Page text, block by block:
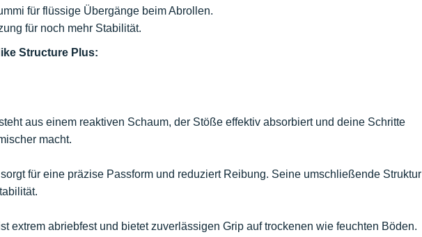
für flüssige Übergänge beim Abrollen.
für noch mehr Stabilität.
Structure Plus:
aus einem reaktiven Schaum, der Stöße effektiv absorbiert und deine Schritte
macht.
für eine präzise Passform und reduziert Reibung. Seine umschließende Struktur
extrem abriebfest und bietet zuverlässigen Grip auf trockenen wie feuchten Böden.